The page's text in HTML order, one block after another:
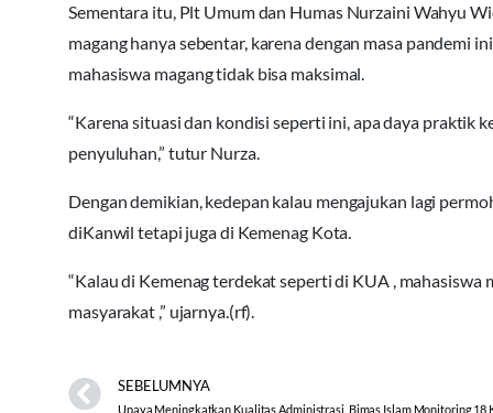
Sementara itu, Plt Umum dan Humas Nurzaini Wahyu
magang hanya sebentar, karena dengan masa pandemi
mahasiswa magang tidak bisa maksimal.
“Karena situasi dan kondisi seperti ini, apa daya praktik
penyuluhan,” tutur Nurza.
Dengan demikian, kedepan kalau mengajukan lagi
diKanwil tetapi juga di Kemenag Kota.
“Kalau di Kemenag terdekat seperti di KUA ,
masyarakat ,” ujarnya.(rf).
SEBELUMNYA